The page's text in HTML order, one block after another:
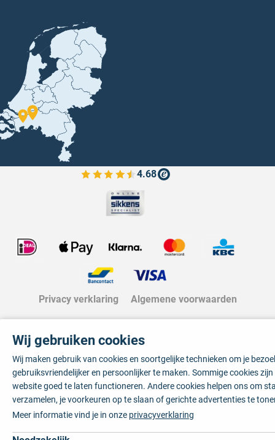
4.68
Bekijk de verfplaza beoordelingen
Privacy verklaring Algemene voorwaarden
Wij gebruiken cookies
Wij maken gebruik van cookies en soortgelijke technieken om je
gebruiksvriendelijker en persoonlijker te maken. Sommige cookies
website goed te laten functioneren. Andere cookies helpen ons om
verzamelen, je voorkeuren op te slaan of gerichte advertenties te
Meer informatie vind je in onze privacyverklaring